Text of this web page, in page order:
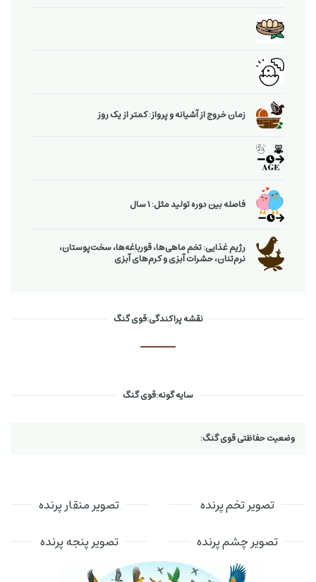
زمان خروج از آشیانه و پرواز: کمتر از یک روز
فاصله بین دوره تولید مثل: 1 سال
رژیم غذایی: تخم ماهی‌ها، قورباغه‌ها، سخت‌پوستان،
نرم‌تنان، حشرات آبزی و كرم‌های آبزی
نقشه پراکندگی:قوی گنگ
سایه گونه:قوی گنگ
وضعیت حفاظتی قوی گنگ:
تصویر تخم پرنده
تصویر منقار پرنده
تصویر چشم پرنده
تصویر پنجه پرنده